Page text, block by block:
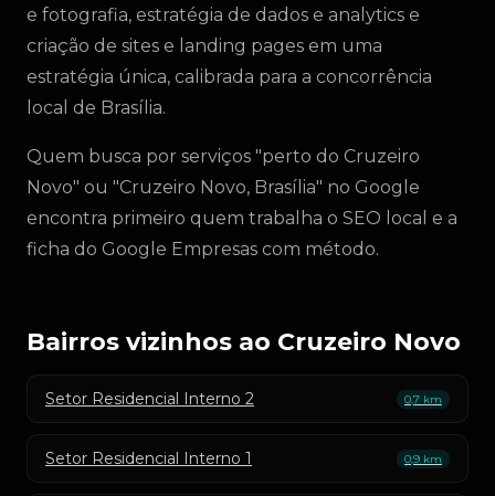
e fotografia, estratégia de dados e analytics e
criação de sites e landing pages em uma
estratégia única, calibrada para a concorrência
local de Brasília.
Quem busca por serviços "perto do Cruzeiro
Novo" ou "Cruzeiro Novo, Brasília" no Google
encontra primeiro quem trabalha o SEO local e a
ficha do Google Empresas com método.
Bairros vizinhos ao Cruzeiro Novo
Setor Residencial Interno 2 0,7 km
Setor Residencial Interno 1 0,9 km